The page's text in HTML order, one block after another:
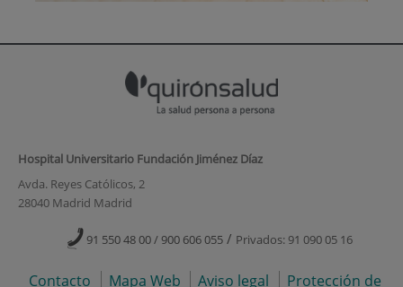
Hospital Universitario Fundación Jiménez Díaz
Avda. Reyes Católicos, 2
28040 Madrid Madrid
91 550 48 00 / 900 606 055 / Privados: 91 090 05 16
Contacto Mapa Web Aviso legal Protección de